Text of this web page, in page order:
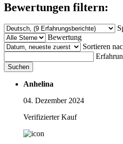
Bewertungen filtern:
Bewertung
Sortieren
Suchen
Anhelina
04. Dezember 2024
Verifizierter Kauf